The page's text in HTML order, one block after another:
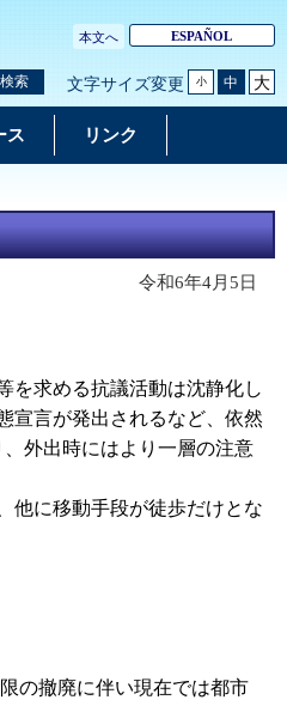
本文へ ESPAÑOL
検索 文字サイズ変更 小 中 大
ス リンク
令和6年4月5日
を求める抗議活動は沈静化し
宣言が発出されるなど、依然
外出時にはより一層の注意
他に移動手段が徒歩だけとな
の撤廃に伴い現在では都市